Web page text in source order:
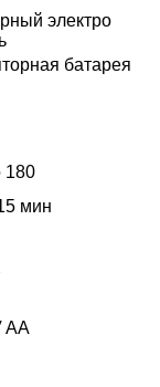
электро
батарея
180
мин
AA